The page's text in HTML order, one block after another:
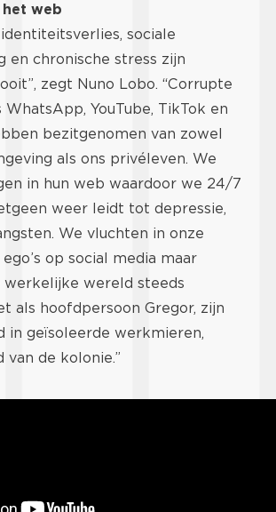
het web
identiteitsverlies, sociale
en chronische stress zijn
zegt Nuno Lobo. “Corrupte
YouTube, TikTok en
bezitgenomen van zowel
als ons privéleven. We
in hun web waardoor we 24/7
weer leidt tot depressie,
We vluchten in onze
op social media maar
werkelijke wereld steeds
als hoofdpersoon Gregor, zijn
in geïsoleerde werkmieren,
van de kolonie.”